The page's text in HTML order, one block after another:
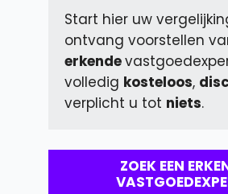
Start hier uw
erkende
volledig kosteloos,
verplicht u tot niets.
ZOEK EEN